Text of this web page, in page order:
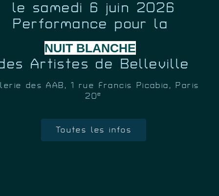
le samedi 6 juin 2026
Performance pour la
NUIT BLANCHE
Artistes de Belleville
des AAB, 1 rue Francis Picabia, Paris
20e
Toutes les infos